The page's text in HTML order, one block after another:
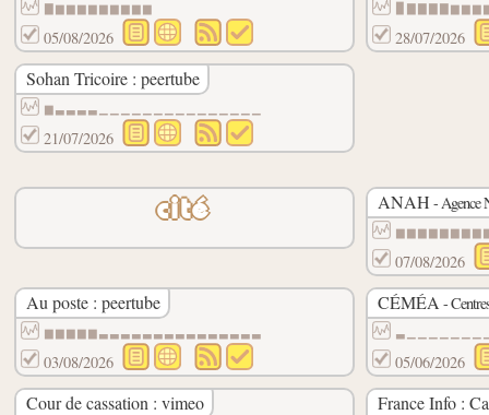
▇▆▆▆▆▆▆▆▆▆
05/08/2026 28/07/2026
Sohan Tricoire : peertube
▆▃▃▃▃▁▁▁▁▁▁▁▁▁▁▁▁▁▁▁
21/07/2026
cité ANAH - Agence
07/08/2026
Au poste : peertube
▆▆▆▆▆▃▃▃▃▃▃▃▃▃▃▃▃▃▃▃
03/08/2026
CÉMÉA -
05/06/2026
Cour de cassation : vimeo France Info :